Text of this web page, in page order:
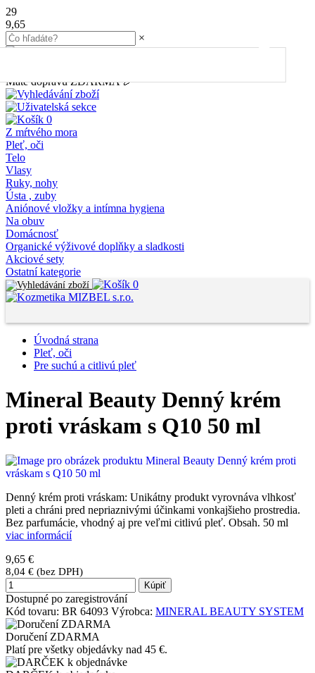
29
9,65
×
Máte dopravu ZDARMA 🎉
0
Z mŕtvého mora
Pleť, oči
Telo
Vlasy
Ruky, nohy
Ústa , zuby
Aniónové vložky a intímna hygiena
Na obuv
Domácnosť
Organické výživové doplňky a sladkosti
Akciové sety
Ostatní kategorie
0
Úvodná strana
Pleť, oči
Pre suchú a citlivú pleť
Mineral Beauty Denný krém
proti vráskam s Q10 50 ml
Denný krém proti vráskam: Unikátny produkt vyrovnáva vlhkosť
pleti a chráni pred nepriaznivými účinkami vonkajšieho prostredia.
Bez parfumácie, vhodný aj pre veľmi citlivú pleť. Obsah. 50 ml
viac informácií
9,65 €
8,04 € (bez DPH)
Kúpiť
Dostupné po zaregistrování
Kód tovaru: BR 64093 Výrobca: MINERAL BEAUTY SYSTEM
Doručení ZDARMA
Platí pre všetky objedávky nad 45 €.